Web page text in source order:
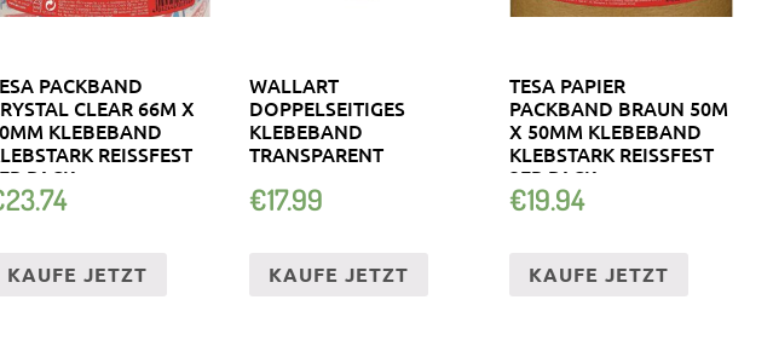
PACKBAND
CLEAR 66M X
KLEBEBAND
REISSFEST 3
PACK
23.74
KAUFE JETZT
WALLART
DOPPELSEITIGES
KLEBEBAND
TRANSPARENT
€17.99
KAUFE JETZT
TESA PAPIER
PACKBAND BRAUN 50M
X 50MM KLEBEBAND
KLEBSTARK REISSFEST 3
ER PACK
€19.94
KAUFE JETZT